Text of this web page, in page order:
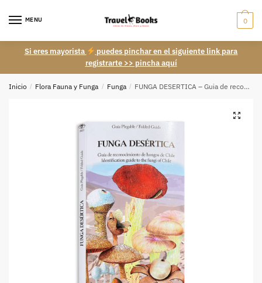
MENU 0
Si eres mayorista
puedes pinchar en el siguiente link para
registrarte >> pincha aquí
Inicio / Flora Fauna y Funga / Funga / FUNGA DESERTICA – Guia de reconocimiento de hongos de chile